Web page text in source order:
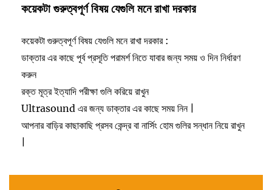
কয়েকটা গুরুত্বপূর্ণ বিষয় যেগুলি মনে রাখা দরকার
কয়েকটা গুরুত্বপূর্ণ বিষয় যেগুলি মনে রাখা দরকার :
ডাক্তার এর কাছে পূর্ব প্রসূতি পরামর্শ নিতে যাবার জন্য সময় ও দিন নির্ধারণ
করুন
রক্ত মূত্র ইত্যাদি পরীক্ষা গুলি করিয়ে রাখুন
Ultrasound এর জন্য ডাক্তার এর কাছে সময় নিন |
আপনার বাড়ির কাছাকাছি প্রসব কেন্দ্র বা নার্সিং হোম গুলির সন্ধান নিয়ে রাখুন